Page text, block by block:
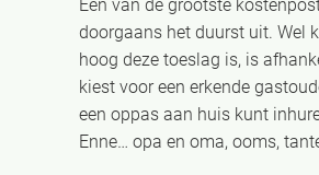
Een van de grootste
doorgaans het duurst uit. Wel
hoog deze toeslag is, is
kiest voor een erkende
een oppas aan huis kunt
Enne… opa en oma, ooms,